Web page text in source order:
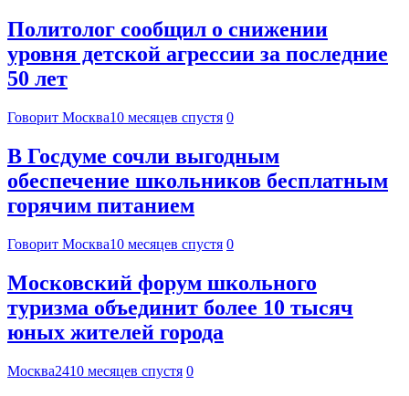
Политолог сообщил о снижении
уровня детской агрессии за последние
50 лет
Говорит Москва10 месяцев спустя 0
В Госдуме сочли выгодным
обеспечение школьников бесплатным
горячим питанием
Говорит Москва10 месяцев спустя 0
Московский форум школьного
туризма объединит более 10 тысяч
юных жителей города
Москва2410 месяцев спустя 0